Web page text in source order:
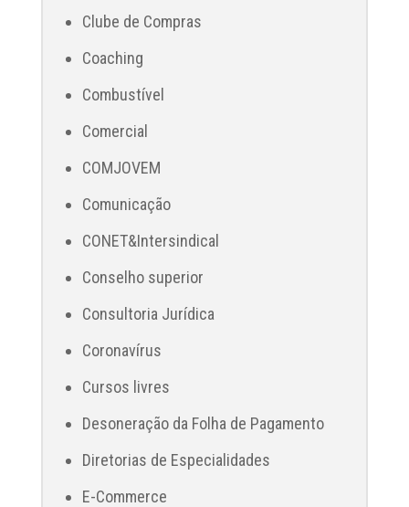
Clube de Compras
Coaching
Combustível
Comercial
COMJOVEM
Comunicação
CONET&Intersindical
Conselho superior
Consultoria Jurídica
Coronavírus
Cursos livres
Desoneração da Folha de Pagamento
Diretorias de Especialidades
E-Commerce